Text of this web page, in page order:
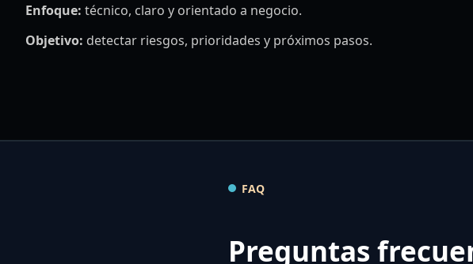
Enfoque: técnico, claro y orientado a negocio.
Objetivo: detectar riesgos, prioridades y próximos pasos.
FAQ
Preguntas